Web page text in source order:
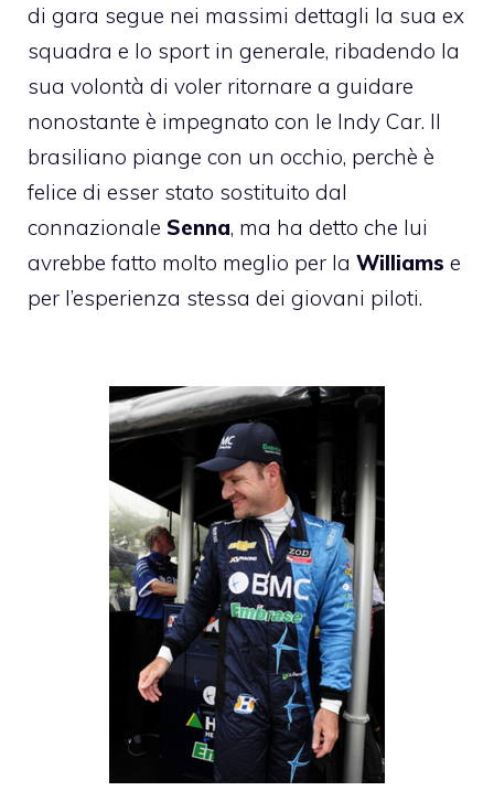
di gara segue nei massimi dettagli la sua ex
squadra e lo sport in generale, ribadendo la
sua volontà di voler ritornare a guidare
nonostante è impegnato con le Indy Car. Il
brasiliano piange con un occhio, perchè è
felice di esser stato sostituito dal
connazionale Senna, ma ha detto che lui
avrebbe fatto molto meglio per la Williams e
per l’esperienza stessa dei giovani piloti.